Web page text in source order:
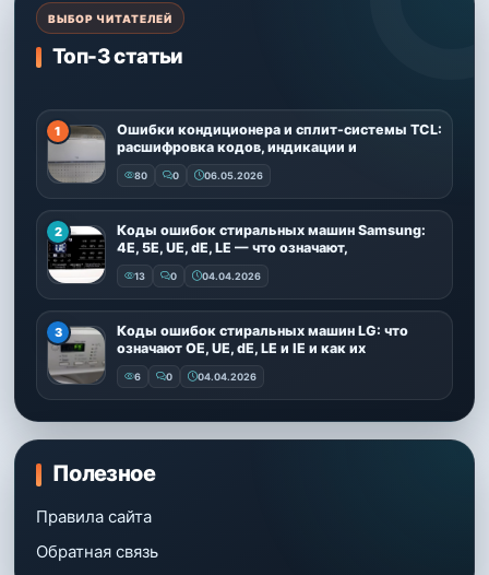
ВЫБОР ЧИТАТЕЛЕЙ
Топ-3 статьи
Ошибки кондиционера и сплит-системы TCL:
расшифровка кодов, индикации и
80 0 06.05.2026
Коды ошибок стиральных машин Samsung:
4E, 5E, UE, dE, LE — что означают,
13 0 04.04.2026
Коды ошибок стиральных машин LG: что
означают OE, UE, dE, LE и IE и как их
6 0 04.04.2026
Полезное
Правила сайта
Обратная связь